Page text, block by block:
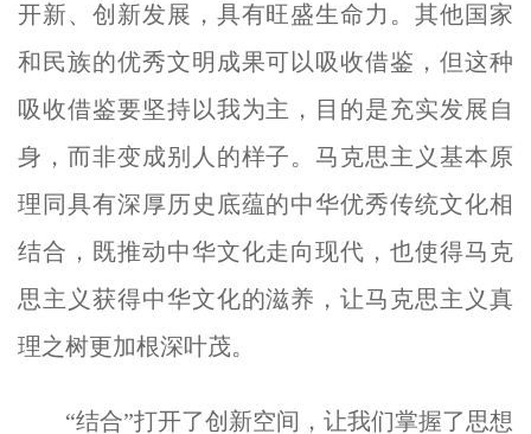
开新、创新发展，具有旺盛生命力。其他国家
和民族的优秀文明成果可以吸收借鉴，但这种
吸收借鉴要坚持以我为主，目的是充实发展自
身，而非变成别人的样子。马克思主义基本原
理同具有深厚历史底蕴的中华优秀传统文化相
结合，既推动中华文化走向现代，也使得马克
思主义获得中华文化的滋养，让马克思主义真
理之树更加根深叶茂。
“结合”打开了创新空间，让我们掌握了思想